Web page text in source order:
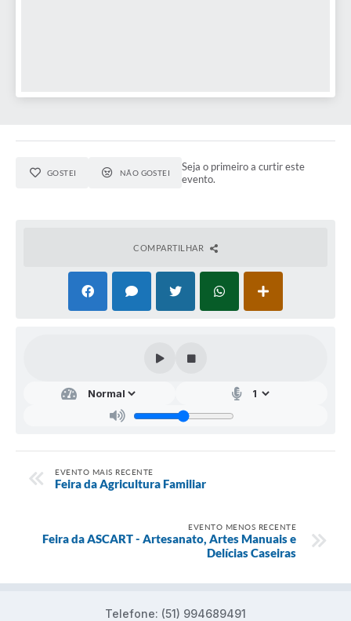
Serviços Online
Telefones Úteis
GOSTEI NÃO GOSTEI
Seja o primeiro a curtir este
evento.
COMPARTILHAR
EVENTO MAIS RECENTE
Feira da Agricultura Familiar
EVENTO MENOS RECENTE
Feira da ASCART - Artesanato, Artes Manuais e
Delícias Caseiras
Telefone: (51) 994689491